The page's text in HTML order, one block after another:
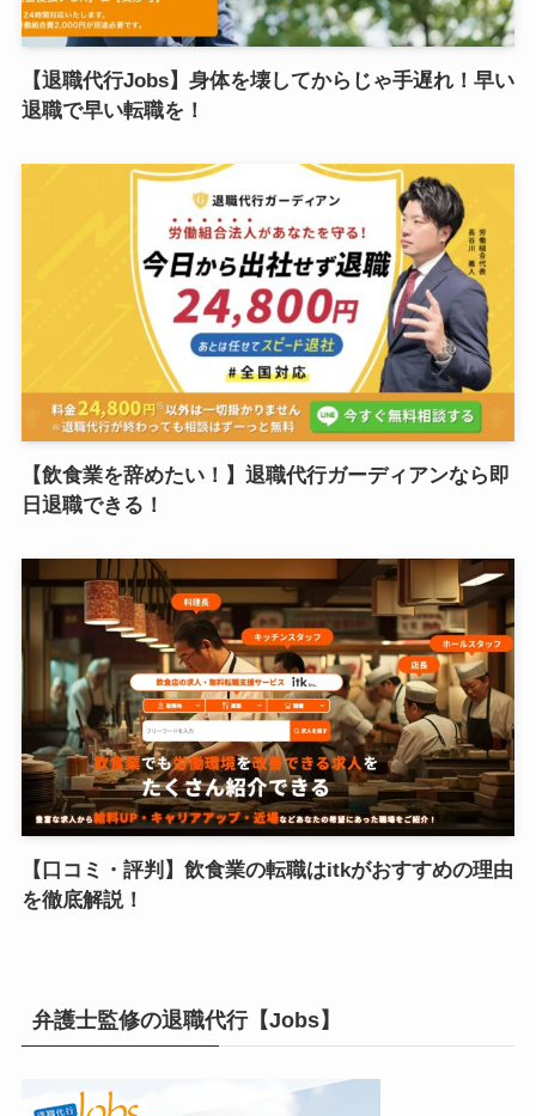
【退職代行Jobs】身体を壊してからじゃ手遅れ！早い
退職で早い転職を！
【飲食業を辞めたい！】退職代行ガーディアンなら即
日退職できる！
【口コミ・評判】飲食業の転職はitkがおすすめの理由
を徹底解説！
弁護士監修の退職代行【Jobs】